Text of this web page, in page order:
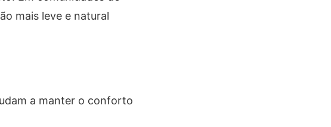
mais leve e natural
a manter o conforto